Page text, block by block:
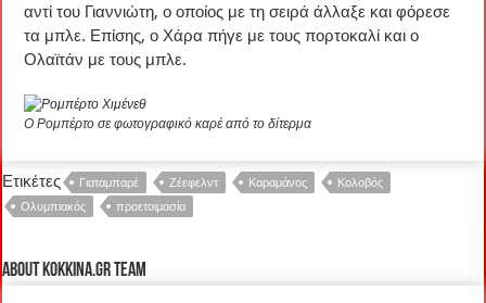
αντί του Γιαννιώτη, ο οποίος με τη σειρά άλλαξε και φόρεσε
τα μπλε. Επίσης, ο Χάρα πήγε με τους πορτοκαλί και ο
Ολαϊτάν με τους μπλε.
Ο Ρομπέρτο σε φωτογραφικό καρέ από το δίτερμα
Ετικέτες Γιαταμπαρέ Ζέεφελντ Καραμάνος
Κολοβός
Ολυμπιακός
προετοιμασία
About kokkina.gr TEAM